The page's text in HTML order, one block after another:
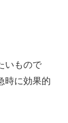
いもので
時に効果的